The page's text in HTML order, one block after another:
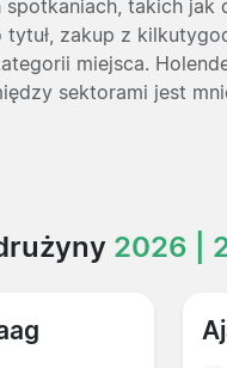
spotkaniach, takich
zakup z
miejsca.
sektorami jest
2026 |